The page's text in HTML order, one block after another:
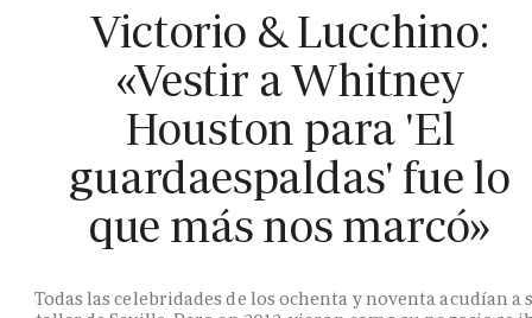
Victorio & Lucchino:
«Vestir a Whitney
Houston para 'El
guardaespaldas' fue lo
que más nos marcó»
Todas las celebridades de los ochenta y noventa acudían a